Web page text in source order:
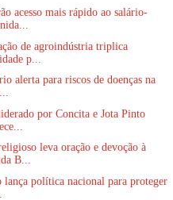
acesso mais rápido ao salário-
de agroindústria triplica
p...
alerta para riscos de doenças na
por Concita e Jota Pinto
leva oração e devoção à
B...
lança política nacional para proteger